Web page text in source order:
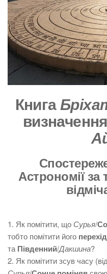
Книга
Астрономії
1. Як помітити, що Сурья/
тобто помітити його перехід
та Південний/Дакшина?
2. Як помітити зсув часу